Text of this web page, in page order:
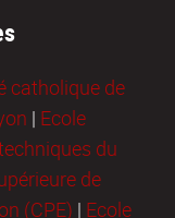
catholique de
| Ecole
du
de
(CPE) | Ecole